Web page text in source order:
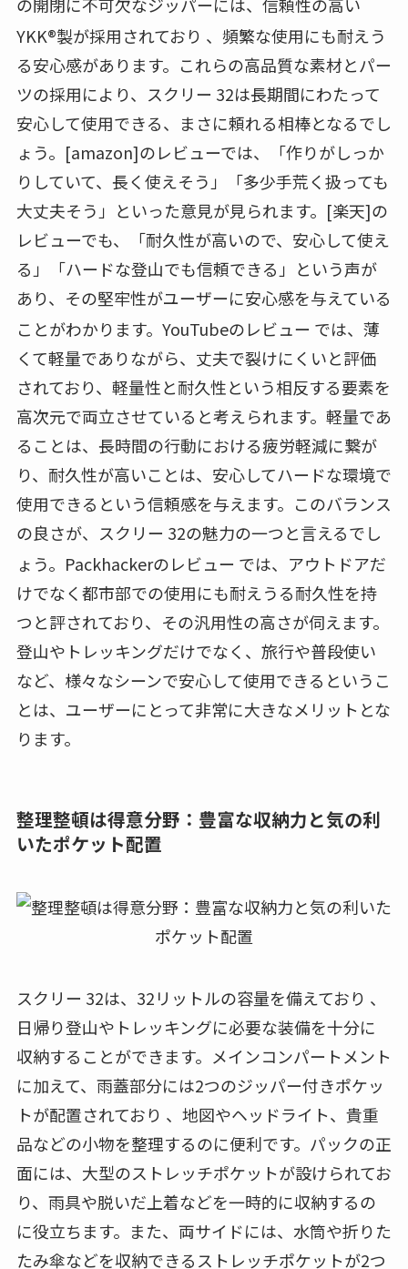
の開閉に不可欠なジッパーには、信頼性の高い
YKK®製が採用されており 、頻繁な使用にも耐えう
る安心感があります。これらの高品質な素材とパー
ツの採用により、スクリー 32は長期間にわたって
安心して使用できる、まさに頼れる相棒となるでし
ょう。[amazon]のレビューでは、「作りがしっか
りしていて、長く使えそう」「多少手荒く扱っても
大丈夫そう」といった意見が見られます。[楽天]の
レビューでも、「耐久性が高いので、安心して使え
る」「ハードな登山でも信頼できる」という声が
あり、その堅牢性がユーザーに安心感を与えている
ことがわかります。YouTubeのレビュー では、薄
くて軽量でありながら、丈夫で裂けにくいと評価
されており、軽量性と耐久性という相反する要素を
高次元で両立させていると考えられます。軽量であ
ることは、長時間の行動における疲労軽減に繋が
り、耐久性が高いことは、安心してハードな環境で
使用できるという信頼感を与えます。このバランス
の良さが、スクリー 32の魅力の一つと言えるでし
ょう。Packhackerのレビュー では、アウトドアだ
けでなく都市部での使用にも耐えうる耐久性を持
つと評されており、その汎用性の高さが伺えます。
登山やトレッキングだけでなく、旅行や普段使い
など、様々なシーンで安心して使用できるというこ
とは、ユーザーにとって非常に大きなメリットとな
ります。
整理整頓は得意分野：豊富な収納力と気の利
いたポケット配置
スクリー 32は、32リットルの容量を備えており 、
日帰り登山やトレッキングに必要な装備を十分に
収納することができます。メインコンパートメント
に加えて、雨蓋部分には2つのジッパー付きポケッ
トが配置されており 、地図やヘッドライト、貴重
品などの小物を整理するのに便利です。パックの正
面には、大型のストレッチポケットが設けられてお
り、雨具や脱いだ上着などを一時的に収納するの
に役立ちます。また、両サイドには、水筒や折りた
たみ傘などを収納できるストレッチポケットが2つ